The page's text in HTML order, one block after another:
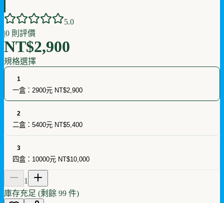
5.0
|0 則評價
NT$2,900
規格選擇
1
一盒：2900元 NT$2,900
2
二盒：5400元 NT$5,400
3
四盒：10000元 NT$10,000
1
庫存充足 (剩餘 99 件)